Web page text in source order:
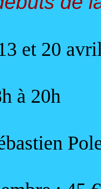
et 20
à 20h